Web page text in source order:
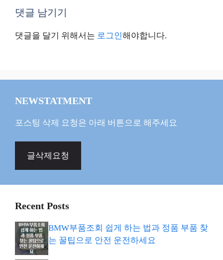
댓글 남기기
댓글을 달기 위해서는 로그인해야합니다.
NEWSTATMENT
포스팅 삭제 요청은 아래 버튼으로 해주세요
글삭제요청
Recent Posts
BMW부품조회 쉽게 하는 법과 정품 부품 찾
는 꿀팁으로 안전 운전하세요